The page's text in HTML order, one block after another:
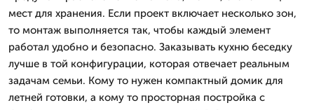
мест для хранения. Если проект включает несколько зон,
то монтаж выполняется так, чтобы каждый элемент
работал удобно и безопасно. Заказывать кухню беседку
лучше в той конфигурации, которая отвечает реальным
задачам семьи. Кому то нужен компактный домик для
летней готовки, а кому то просторная постройка с